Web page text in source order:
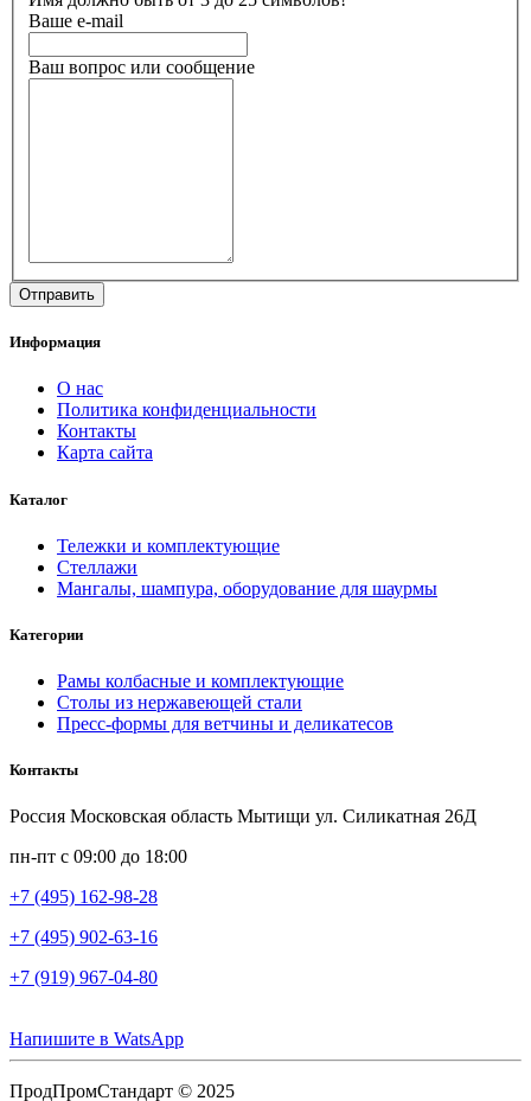
Ваше e-mail
Ваш вопрос или сообщение
Информация
О нас
Политика конфиденциальности
Контакты
Карта сайта
Каталог
Тележки и комплектующие
Стеллажи
Мангалы, шампура, оборудование для шаурмы
Категории
Рамы колбасные и комплектующие
Столы из нержавеющей стали
Пресс-формы для ветчины и деликатесов
Контакты
Россия Московская область Мытищи ул. Силикатная 26Д
пн-пт с 09:00 до 18:00
+7 (495) 162-98-28
+7 (495) 902-63-16
+7 (919) 967-04-80
Напишите в WatsApp
ПродПромСтандарт © 2025